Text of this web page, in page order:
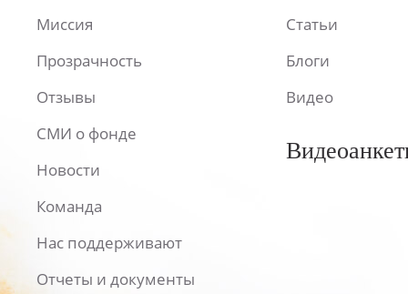
Миссия
Прозрачность
Отзывы
СМИ о фонде
Новости
Команда
Нас поддерживают
Отчеты и документы
Статьи
Блоги
Видео